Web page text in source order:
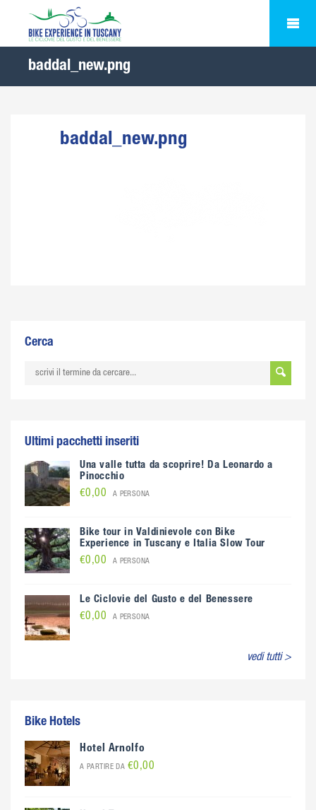
baddal_new.png
baddal_new.png
Cerca
Ultimi pacchetti inseriti
Una valle tutta da scoprire! Da Leonardo a
Pinocchio
€0,00 A PERSONA
Bike tour in Valdinievole con Bike
Experience in Tuscany e Italia Slow Tour
€0,00 A PERSONA
Le Ciclovie del Gusto e del Benessere
€0,00 A PERSONA
vedi tutti >
Bike Hotels
Hotel Arnolfo
A PARTIRE DA €0,00